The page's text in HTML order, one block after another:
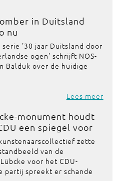
in Duitsland
nu
serie '30 jaar Duitsland door
ogen' schrijft NOS-
Balduk over de huidige
Lees meer
monument houdt
een spiegel voor
zette
van de
voor het CDU-
partij spreekt er schande